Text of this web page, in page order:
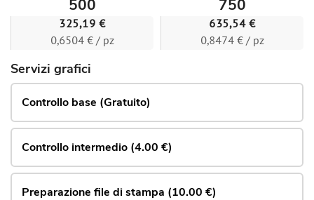
500
325,19 €
0,6504 € / pz
750
635,54 €
0,8474 € / pz
Servizi grafici
Controllo base (Gratuito)
Controllo intermedio (4.00 €)
Preparazione file di stampa (10.00 €)